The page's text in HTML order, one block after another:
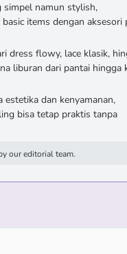
simpel namun stylish,
items dengan aksesori
dress flowy, lace klasik,
liburan dari pantai hingga
estetika dan kenyamanan,
bisa tetap praktis tanpa
our editorial team.